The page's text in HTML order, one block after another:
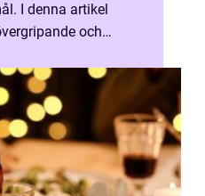
I denna artikel
och